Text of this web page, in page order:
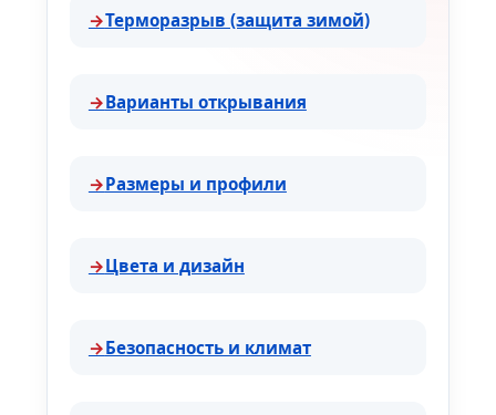
Терморазрыв (защита зимой)
Варианты открывания
Размеры и профили
Цвета и дизайн
Безопасность и климат